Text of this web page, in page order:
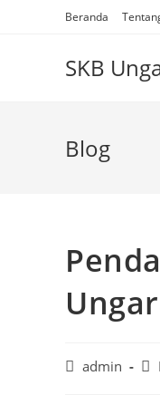
Beranda
SKB
Blog
Postadmin